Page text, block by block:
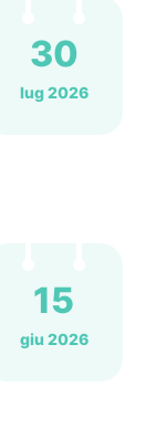
30
lug 2026
15
giu 2026